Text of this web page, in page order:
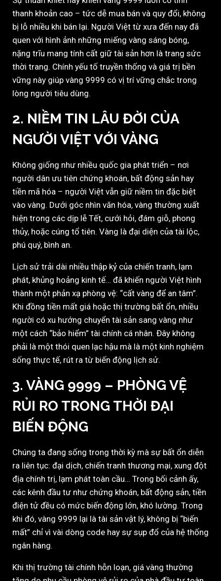
thanh khoản cao – tức dễ mua bán và quy đổi, không
bị lỗ nhiều khi bán lại. Người Việt từ xưa đến nay đã
quen với hình ảnh những miếng vàng sáng bóng,
nặng trĩu mang tính cất giữ tài sản hơn là trang sức
thời trang. Chính yếu tố truyền thống và giá trị bền
vững này giúp vàng 9999 có vị trí vững chắc trong
lòng người tiêu dùng.
2. NIỀM TIN LÂU ĐỜI CỦA
NGƯỜI VIỆT VỚI VÀNG
Không giống như nhiều quốc gia phát triển – nơi
người dân ưu tiên chứng khoán, bất động sản hay
tiền mã hóa – người Việt vẫn giữ niềm tin đặc biệt
vào vàng. Dưới góc nhìn văn hóa, vàng thường xuất
hiện trong các dịp lễ Tết, cưới hỏi, đám giỗ, phong
thủy, hoặc cúng tổ tiên. Vàng là đại diện của tài lộc,
phú quý, bình an.
Lịch sử trải dài nhiều thập kỷ của chiến tranh, lạm
phát, khủng hoảng kinh tế… đã khiến người Việt hình
thành một phản xạ phòng vệ: “cất vàng để an tâm”.
Khi đồng tiền mất giá hoặc thị trường bất ổn, nhiều
người có xu hướng chuyển tài sản sang vàng như
một cách “bảo hiểm” tài chính cá nhân. Đây không
phải là một thói quen lạc hậu mà là một kinh nghiệm
sống thực tế, rút ra từ biến động lịch sử.
3. VÀNG 9999 – PHÒNG VỆ
RỦI RO TRONG THỜI ĐẠI
BIẾN ĐỘNG
Chúng ta đang sống trong thời kỳ mà sự bất ổn diễn
ra liên tục: đại dịch, chiến tranh thương mại, xung đột
địa chính trị, lạm phát toàn cầu… Trong bối cảnh ấy,
các kênh đầu tư như chứng khoán, bất động sản, tiền
điện tử đều có mức biến động lớn, khó lường. Trong
khi đó, vàng 9999 lại là tài sản vật lý, không bị “biến
mất” chỉ vì vài dòng code hay sự sụp đổ của hệ thống
ngân hàng.
Khi thị trường tài chính hỗn loạn, giá vàng thường